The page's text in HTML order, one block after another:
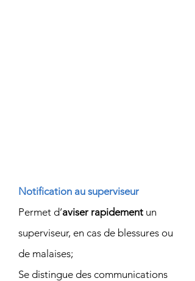
Notification au superviseur
Permet d’aviser rapidement un
superviseur, en cas de blessures ou
de malaises;
Se distingue des communications